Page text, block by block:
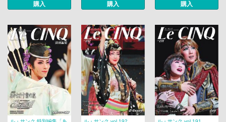
購入 購入 購入